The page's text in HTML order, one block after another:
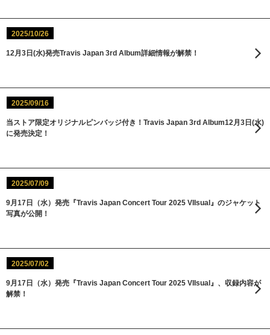
2025/10/26
12月3日(水)発売Travis Japan 3rd Album詳細情報が解禁！
2025/09/16
当ストア限定オリジナルピンバッジ付き！Travis Japan 3rd Album12月3日(水)
に発売決定！
2025/07/09
9月17日（水）発売『Travis Japan Concert Tour 2025 VIIsual』のジャケット
写真が公開！
2025/07/02
9月17日（水）発売『Travis Japan Concert Tour 2025 VIIsual』、収録内容が
解禁！